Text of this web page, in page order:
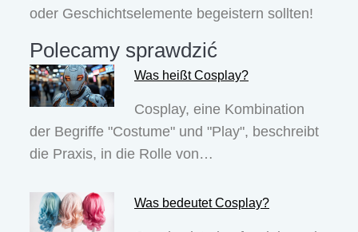
oder Geschichtselemente begeistern sollten!
Polecamy sprawdzić
Was heißt Cosplay?
Cosplay, eine Kombination
der Begriffe "Costume" und "Play", beschreibt
die Praxis, in die Rolle von…
Was bedeutet Cosplay?